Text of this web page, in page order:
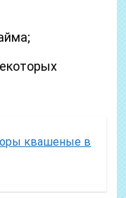
квашеные в